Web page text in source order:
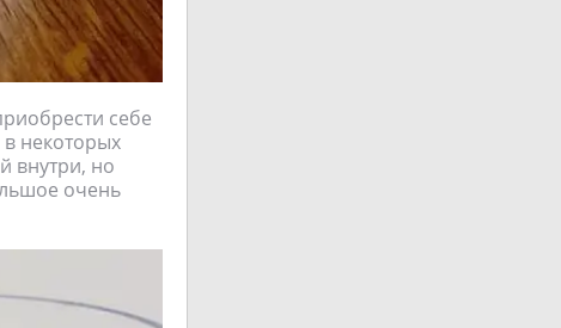
себе
в некоторых
внутри, но
очень